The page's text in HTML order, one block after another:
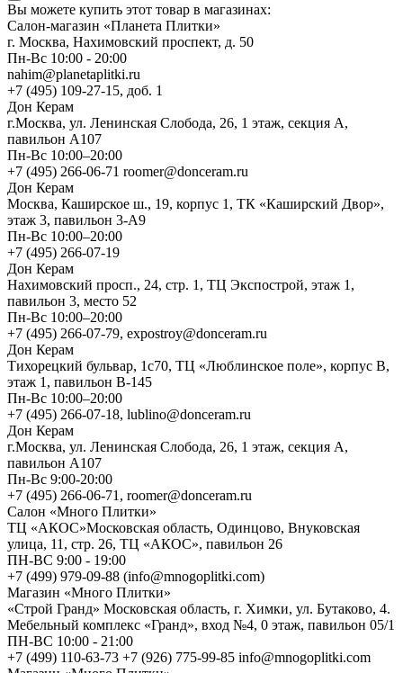
Вы можете купить этот товар в магазинах:
Салон-магазин «Планета Плитки»
г. Москва, Нахимовский проспект, д. 50
Пн-Вс 10:00 - 20:00
nahim@planetaplitki.ru
+7 (495) 109-27-15, доб. 1
Дон Керам
г.Москва, ул. Ленинская Слобода, 26, 1 этаж, секция А,
павильон А107
Пн-Вс 10:00–20:00
+7 (495) 266-06-71 roomer@donceram.ru
Дон Керам
Москва, Каширское ш., 19, корпус 1, ТК «Каширский Двор»,
этаж 3, павильон 3-А9
Пн-Вс 10:00–20:00
+7 (495) 266-07-19
Дон Керам
Нахимовский просп., 24, стр. 1, ТЦ Экспострой, этаж 1,
павильон 3, место 52
Пн-Вс 10:00–20:00
+7 (495) 266-07-79, expostroy@donceram.ru
Дон Керам
Тихорецкий бульвар, 1с70, ТЦ «Люблинское поле», корпус В,
этаж 1, павильон В-145
Пн-Вс 10:00–20:00
+7 (495) 266-07-18, lublino@donceram.ru
Дон Керам
г.Москва, ул. Ленинская Слобода, 26, 1 этаж, секция А,
павильон А107
Пн-Вс 9:00-20:00
+7 (495) 266-06-71, roomer@donceram.ru
Салон «Много Плитки»
ТЦ «АКОС»Московская область, Одинцово, Внуковская
улица, 11, стр. 26, ТЦ «АКОС», павильон 26
ПН-ВС 9:00 - 19:00
+7 (499) 979-09-88 (info@mnogoplitki.com)
Магазин «Много Плитки»
«Строй Гранд» Московская область, г. Химки, ул. Бутаково, 4.
Мебельный комплекс «Гранд», вход №4, 0 этаж, павильон 05/1
ПН-ВС 10:00 - 21:00
+7 (499) 110-63-73 +7 (926) 775-99-85 info@mnogoplitki.com